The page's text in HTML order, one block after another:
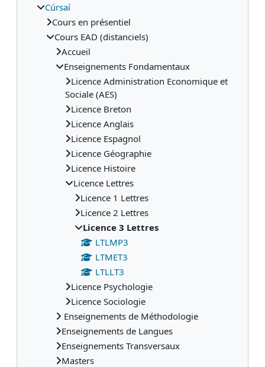
Cúrsaí
Cours en présentiel
Cours EAD (distanciels)
Accueil
Enseignements Fondamentaux
Licence Administration Economique et
Sociale (AES)
Licence Breton
Licence Anglais
Licence Espagnol
Licence Géographie
Licence Histoire
Licence Lettres
Licence 1 Lettres
Licence 2 Lettres
Licence 3 Lettres
LTLMP3
LTMET3
LTLLT3
Licence Psychologie
Licence Sociologie
Enseignements de Méthodologie
Enseignements de Langues
Enseignements Transversaux
Masters